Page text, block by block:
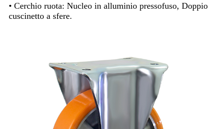
• Cerchio ruota: Nucleo in alluminio pressofuso, Doppio
cuscinetto a sfere.